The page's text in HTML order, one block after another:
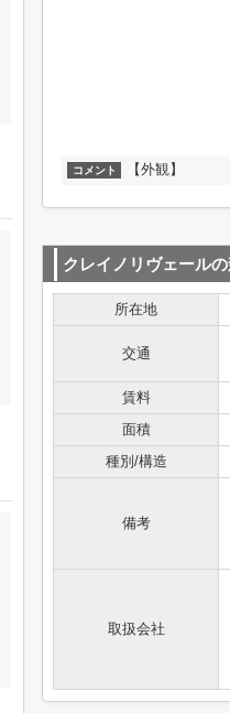
コメント 【外観】
クレイノリヴェール
所在地
交通
賃料
面積
種別/構造
備考
取扱会社